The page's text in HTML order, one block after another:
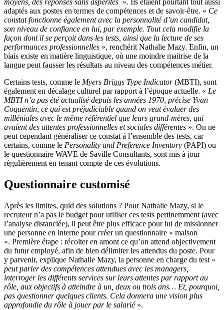
moyens, des réponses sans aspérités ». Ils étaient pourtant tout aussi
adaptés aux postes en termes de compétences et de savoir-être. « Ce
constat fonctionne également avec la personnalité d’un candidat,
son niveau de confiance en lui, par exemple. Tout cela modifie la
façon dont il se perçoit dans les tests, ainsi que la lecture de ses
performances professionnelles », renchérit Nathalie Mazy. Enfin, un
biais existe en matière linguistique, où une moindre maitrise de la
langue peut fausser les résultats au niveau des compétences métier.
Certains tests, comme le Myers Briggs Type Indicator(MBTI), sont
également en décalage culturel par rapport à l’époque actuelle. « Le
MBTI n’a pas été actualisé depuis les années 1970, précise Yvan
Coquentin, ce qui est préjudiciable quand on veut évaluer des
milléniales avec le même référentiel que leurs grand-mères, qui
avaient des attentes professionnelles et sociales différentes ». On ne
peut cependant généraliser ce constat à l’ensemble des tests, car
certains, comme le Personality and Preference Inventory (PAPI) ou
le questionnaire WAVE de Saville Consultants, sont mis à jour
régulièrement en tenant compte de ces évolutions.
Questionnaire customisé
Après les limites, quid des solutions ? Pour Nathalie Mazy, si le
recruteur n’a pas le budget pour utiliser ces tests pertinemment (avec
l’analyse distanciée), il peut être plus efficace pour lui de missionner
une personne en interne pour créer un questionnaire « maison
». Première étape : récolter en amont ce qu’on attend objectivement
du futur employé, afin de bien délimiter les attendus du poste. Pour
y parvenir, explique Nathalie Mazy, la personne en charge du test «
peut parler des compétences attendues avec les managers,
interroger les différents services sur leurs attentes par rapport au
rôle, aux objectifs à atteindre à un, deux ou trois ans… Et, pourquoi,
pas questionner quelques clients. Cela donnera une vision plus
approfondie du rôle à jouer par le salarié ».